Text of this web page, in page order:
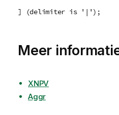
] (delimiter is '|');
Meer
XNPV
Aggr